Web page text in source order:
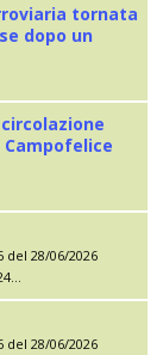
tornata
dopo un
28/06/2026
28/06/2026